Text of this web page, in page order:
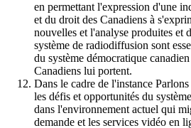
en permettant l'expression d'une
et du droit des Canadiens à
nouvelles et l'analyse produites et
système de radiodiffusion sont
du système démocratique
Canadiens lui portent.
Dans le cadre de l'instance
les défis et opportunités du
dans l'environnement actuel qui
demande et les services vidéo en